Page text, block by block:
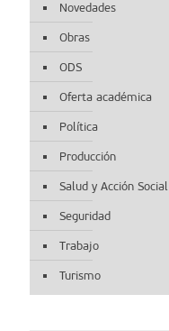
Novedades
Obras
ODS
Oferta académica
Política
Producción
Salud y Acción Social
Seguridad
Trabajo
Turismo